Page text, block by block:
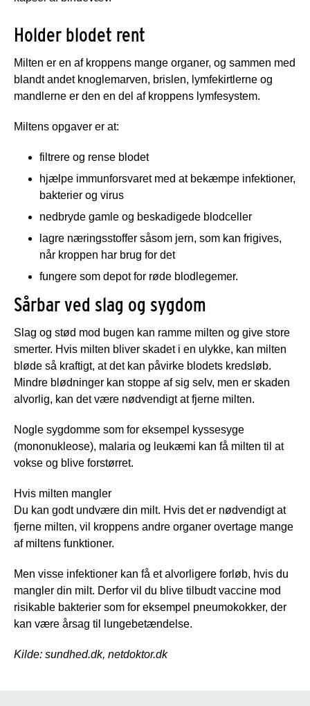
Holder blodet rent
Milten er en af kroppens mange organer, og sammen med
blandt andet knoglemarven, brislen, lymfekirtlerne og
mandlerne er den en del af kroppens lymfesystem.
Miltens opgaver er at:
filtrere og rense blodet
hjælpe immunforsvaret med at bekæmpe infektioner,
bakterier og virus
nedbryde gamle og beskadigede blodceller
lagre næringsstoffer såsom jern, som kan frigives,
når kroppen har brug for det
fungere som depot for røde blodlegemer.
Sårbar ved slag og sygdom
Slag og stød mod bugen kan ramme milten og give store
smerter. Hvis milten bliver skadet i en ulykke, kan milten
bløde så kraftigt, at det kan påvirke blodets kredsløb.
Mindre blødninger kan stoppe af sig selv, men er skaden
alvorlig, kan det være nødvendigt at fjerne milten.
Nogle sygdomme som for eksempel kyssesyge
(mononukleose), malaria og leukæmi kan få milten til at
vokse og blive forstørret.
Hvis milten mangler
Du kan godt undvære din milt. Hvis det er nødvendigt at
fjerne milten, vil kroppens andre organer overtage mange
af miltens funktioner.
Men visse infektioner kan få et alvorligere forløb, hvis du
mangler din milt. Derfor vil du blive tilbudt vaccine mod
risikable bakterier som for eksempel pneumokokker, der
kan være årsag til lungebetændelse.
Kilde: sundhed.dk, netdoktor.dk